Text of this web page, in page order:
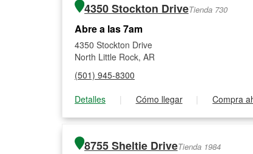
4350 Stockton DriveTienda 730
Abre a las 7am
4350 Stockton Drive
North Little Rock, AR
(501) 945-8300
Detalles
| Cómo llegar | Compra
8755 Sheltie DriveTienda 1984